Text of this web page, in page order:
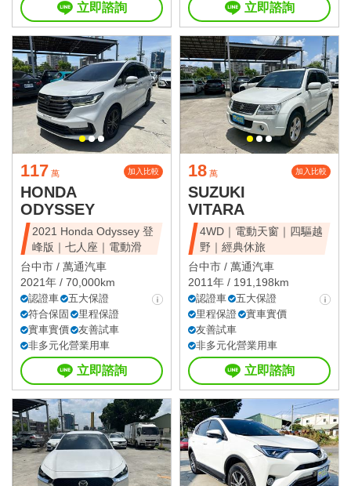
立即諮詢 立即諮詢
117 萬 加入比較
HONDA
ODYSSEY
2021 Honda Odyssey 登
峰版｜七人座｜電動滑
台中市 / 萬通汽車
2021年 / 70,000km
認證車
五大保證
符合保固
里程保證
實車實價
友善試車
非多元化營業用車
立即諮詢
18 萬 加入比較
SUZUKI
VITARA
4WD｜電動天窗｜四驅越
野｜經典休旅
台中市 / 萬通汽車
2011年 / 191,198km
認證車
五大保證
里程保證
實車實價
友善試車
非多元化營業用車
立即諮詢